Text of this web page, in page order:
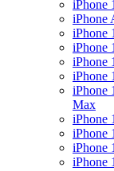
iPhone
iPhone
iPhone
iPhone
iPhone
iPhone
iPhone
Max
iPhone
iPhone
iPhone
iPhone